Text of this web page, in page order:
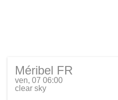
Méribel FR
ven, 07 06:00
clear sky